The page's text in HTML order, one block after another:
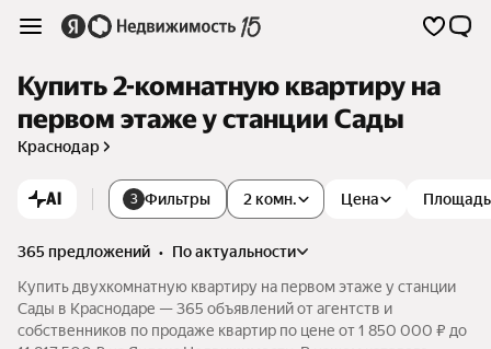
Купить 2-комнатную квартиру на
первом этаже у станции Сады
Краснодар
AI 3 Фильтры 2 комн. Цена Площадь
365 предложений •
по актуальности
Купить двухкомнатную квартиру на первом этаже у станции
Сады в Краснодаре — 365 объявлений от агентств и
собственников по продаже квартир по цене от 1 850 000 ₽ до